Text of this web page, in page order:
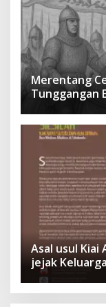
Merentang
Tunggangan
Asal usul Kiai
jejak